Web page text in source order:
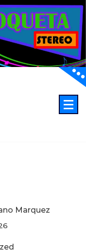
Marquez